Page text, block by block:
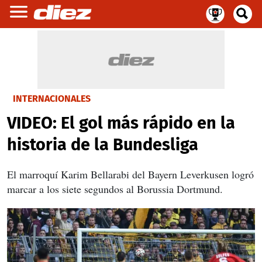
INTERNACIONALES
VIDEO: El gol más rápido en la
historia de la Bundesliga
El marroquí Karim Bellarabi del Bayern Leverkusen logró
marcar a los siete segundos al Borussia Dortmund.